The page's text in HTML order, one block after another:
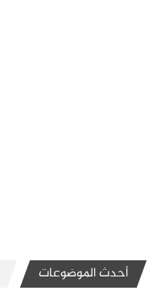
أحدث الموضوعات